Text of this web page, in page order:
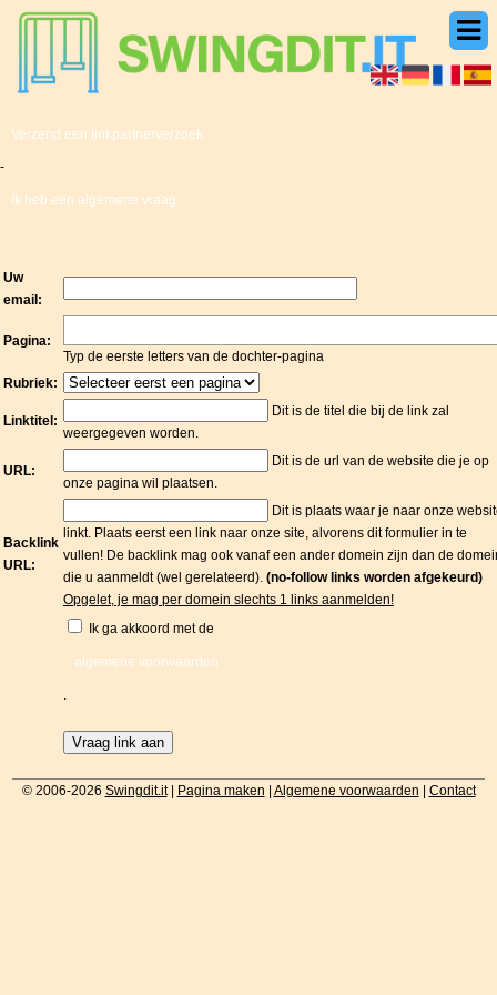
Verzend een linkpartnerverzoek
-
Ik heb een algemene vraag
Uw
email:
Pagina:
Typ de eerste letters van de dochter-pagina
Rubriek:
Linktitel:
Dit is de titel die bij de link zal
weergegeven worden.
URL:
Dit is de url van de website die je op
onze pagina wil plaatsen.
Backlink
URL:
Dit is plaats waar je naar onze
linkt. Plaats eerst een link naar onze site, alvorens dit formulier in te
vullen! De backlink mag ook vanaf een ander domein zijn dan de
die u aanmeldt (wel gerelateerd). (no-follow links worden afgekeurd)
Opgelet, je mag per domein slechts 1 links aanmelden!
Ik ga akkoord met de
algemene voorwaarden
© 2006-2026 Swingdit.it| Pagina maken Algemene voorwaarden Contact